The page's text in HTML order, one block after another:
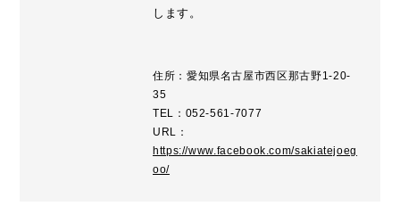
します。
住所：愛知県名古屋市西区那古野1-20-
35
TEL：052-561-7077
URL：
https://www.facebook.com/sakiatejoeg
oo/